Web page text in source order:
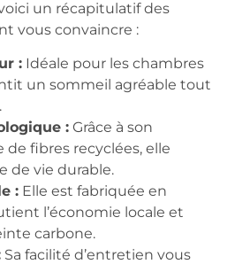
un récapitulatif des
vous convaincre :
: Idéale pour les chambres
un sommeil agréable tout
: Grâce à son
de fibres recyclées, elle
de vie durable.
: Elle est fabriquée en
l’économie locale et
carbone.
Sa facilité d’entretien vous